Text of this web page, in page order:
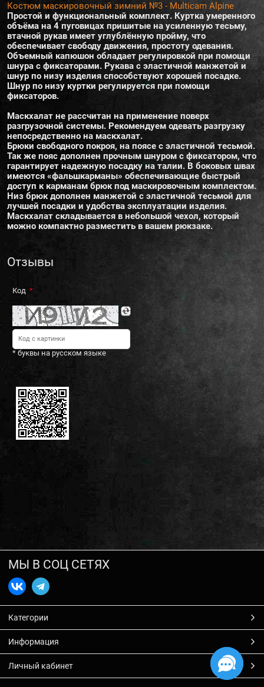
Костюм маскировочный зимний №3 - Multicam Alpine
Простой и функциональный комплект. Куртка умеренного
объёма на 4 пуговицах пришитые на усиленную тесьму,
втачной рукав имеет углублённую пройму, что
обеспечивает свободу движения, простоту одевания.
Объемный капюшон обладает регулировкой при помощи
шнура с фиксаторами. Рукава с эластичной манжетой и
шнур по низу изделия способствуют хорошей посадке.
Шнур по низу куртки регулируется при помощи
фиксаторов.
Маскхалат не рассчитан на применение поверх
разгрузочной системы. Рекомендуем одевать разгрузку
непосредственно на маскхалат.
Брюки свободного покроя, на поясе с эластичной тесьмой.
Так же пояс дополнен прочным шнуром с фиксатором, что
гарантирует надежную посадку на талии. В боковых швах
имеются «фальшкарманы» обеспечивающие быстрый
доступ к карманам брюк под маскировочным комплектом.
Низ брюк дополнен манжетой с эластичной тесьмой для
лучшей посадки и удобства эксплуатации изделия.
Маскхалат складывается в небольшой чехол, который
можно компактно разместить в вашем рюкзаке.
Отзывы
Код
* буквы на русском языке
МЫ В СОЦ СЕТЯХ
Категории
Информация
Личный кабинет